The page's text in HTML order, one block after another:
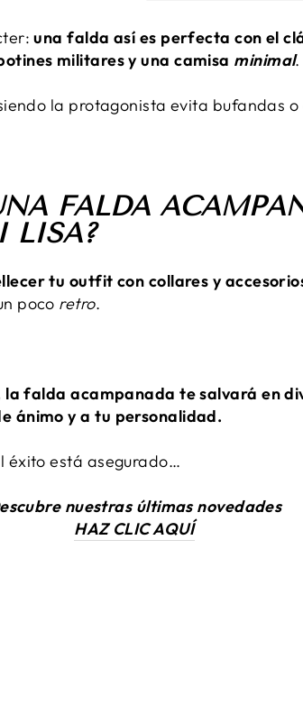
una falda así es perfecta con el
militares y una camisa minimal.
la protagonista evita bufandas
FALDA
LISA?
tu outfit con collares y
poco retro.
falda acampanada te salvará en
ánimo y a tu personalidad.
éxito está asegurado…
nuestras últimas novedades
HAZ CLIC AQUÍ